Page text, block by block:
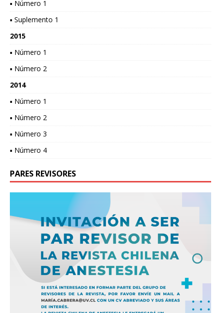
▪ Número 1
▪ Suplemento 1
2015
▪ Número 1
▪ Número 2
2014
▪ Número 1
▪ Número 2
▪ Número 3
▪ Número 4
PARES REVISORES